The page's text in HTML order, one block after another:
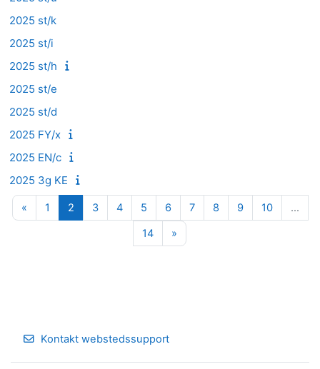
2025 st/k
2025 st/i
2025 st/h
2025 st/e
2025 st/d
2025 FY/x
2025 EN/c
2025 3g KE
«Forrige side
1 Side 1
2Side 2
3Side 3
4Side 4
5Side 5
6Side 6
7Side 7
8Side 8
9Side 9
10Side 10
…
14Side 14
»
Kontakt webstedssupport